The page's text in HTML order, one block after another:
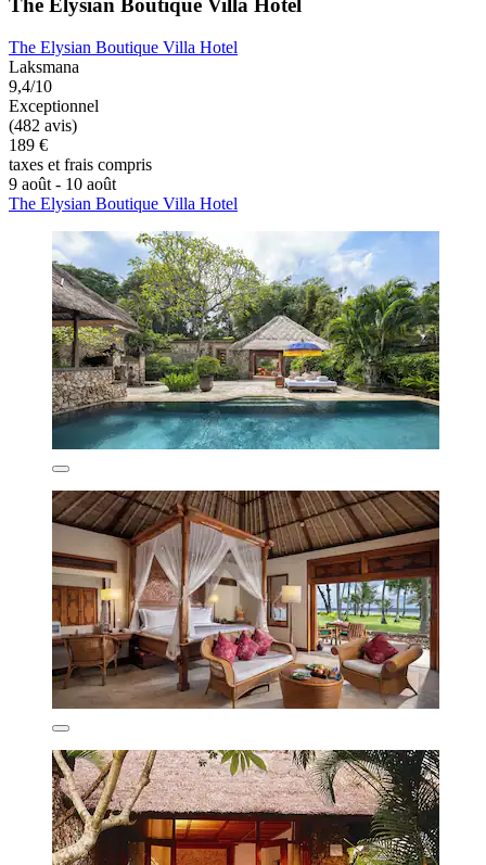
The Elysian Boutique Villa Hotel
The Elysian Boutique Villa Hotel
Laksmana
9,4/10
Exceptionnel
(482 avis)
189 €
taxes et frais compris
9 août - 10 août
The Elysian Boutique Villa Hotel